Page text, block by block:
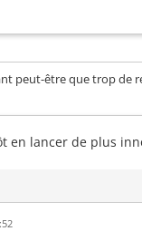
peut-être que trop de
en lancer de plus